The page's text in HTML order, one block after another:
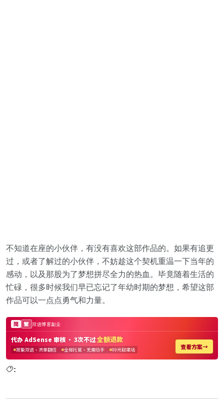
不知道在座的小伙伴，有没有喜欢这部作品的。如果有追更
过，或者了解过的小伙伴，不妨趁这个契机重温一下当年的
感动，以及那股为了梦想拼尽全力的热血。毕竟随着生活的
忙碌，很多时候我们早已忘记了年幼时期的梦想，希望这部
作品可以一点点勇气和力量。
: